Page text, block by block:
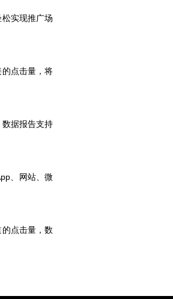
实现推广场
点击量，将
据报告支持
、网站、微
点击量，数